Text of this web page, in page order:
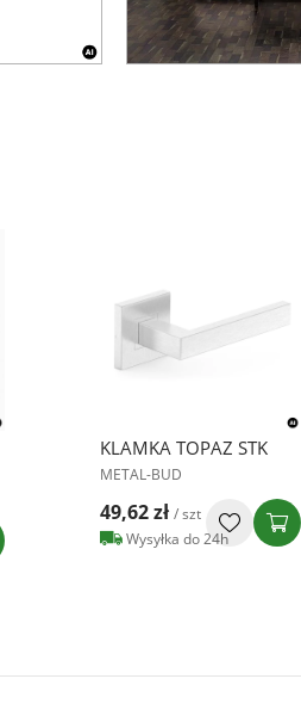
KLAMKA TOPAZ STK
METAL-BUD
49,62 zł / szt
Wysyłka do 24h